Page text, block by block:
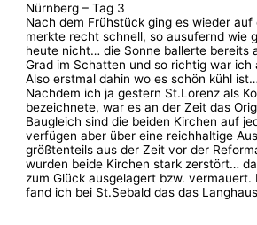
Nürnberg – Tag 3
Nach dem Frühstück ging es wieder
merkte recht schnell, so ausufernd wie
heute nicht… die Sonne ballerte bereits
Grad im Schatten und so richtig war ich
Also erstmal dahin wo es schön kühl
Nachdem ich ja gestern St.Lorenz als
bezeichnete, war es an der Zeit das
Baugleich sind die beiden Kirchen auf
verfügen aber über eine reichhaltige
größtenteils aus der Zeit vor der
wurden beide Kirchen stark zerstört…
zum Glück ausgelagert bzw. vermauert.
fand ich bei St.Sebald das das